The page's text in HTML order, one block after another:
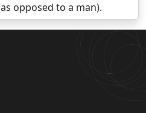
opposed to a man).